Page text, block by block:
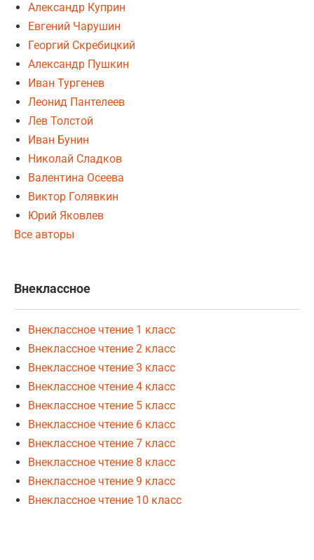
Александр Куприн
Евгений Чарушин
Георгий Скребицкий
Александр Пушкин
Иван Тургенев
Леонид Пантелеев
Лев Толстой
Иван Бунин
Николай Сладков
Валентина Осеева
Виктор Голявкин
Юрий Яковлев
Все авторы
Внеклассное
Внеклассное чтение 1 класс
Внеклассное чтение 2 класс
Внеклассное чтение 3 класс
Внеклассное чтение 4 класс
Внеклассное чтение 5 класс
Внеклассное чтение 6 класс
Внеклассное чтение 7 класс
Внеклассное чтение 8 класс
Внеклассное чтение 9 класс
Внеклассное чтение 10 класс